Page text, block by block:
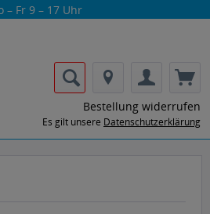
– Fr 9 – 17 Uhr
Bestellung widerrufen
Es gilt unsere Datenschutzerklärung